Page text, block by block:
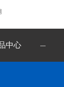
中心 —